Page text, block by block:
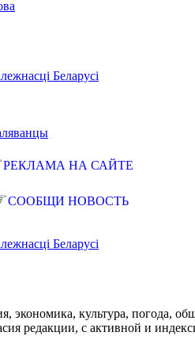
Беларусі
РЕКЛАМА НА САЙТЕ
СООБЩИ НОВОСТЬ
Беларусі
экономика, культура, погода,
редакции, с активной и